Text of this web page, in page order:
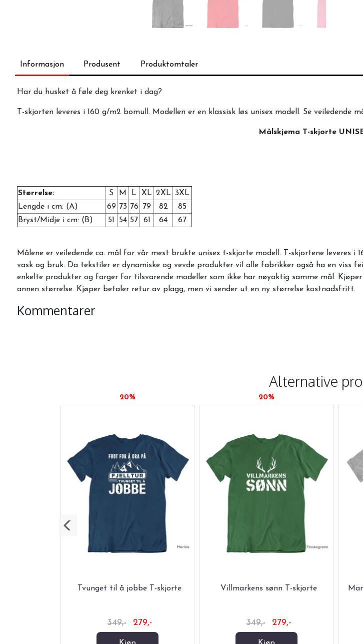
Informasjon Produsent Produktomtaler
Har du husket å føle deg krenket i dag?
T-skjorten leveres i 160 g/m2 bomull. Modellen er en klassisk løs unisex modell. Se veiledende
Målskjema T-skjorte
Størrelse: S M L XL 2XL 3XL
Lengde i cm: (A)
69 73 76 79 82
85
Bryst/Midje i cm: (B)
51 54 57 61 64 67
Målene er veiledende ca. mål for vår mest brukte unisex t-skjorte modell. T-skjortene leveres
vask og bruk. Da tekstiler er dynamiske og vevde produkter vil alle fabrikker også ha en
enkelte produkter og farger for tilsvarende modeller som ikke har nøyaktig samme mål.
annen størrelse. Kjøper betaler retur av plagg, men vi sender ut en ny størrelse kostnadsfritt.
Kommentarer
Alternative
20%
Tvunget til å jobbe T-skjorte
349,- 279,-
20%
Villmarkens sønn T-skjorte
349,- 279,-